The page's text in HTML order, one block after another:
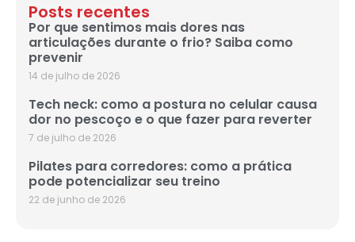
Posts recentes
Por que sentimos mais dores nas
articulações durante o frio? Saiba como
prevenir
14 de julho de 2026
Tech neck: como a postura no celular causa
dor no pescoço e o que fazer para reverter
7 de julho de 2026
Pilates para corredores: como a prática
pode potencializar seu treino
22 de junho de 2026